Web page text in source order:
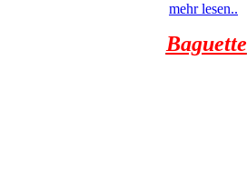
mehr lesen..
Baguette